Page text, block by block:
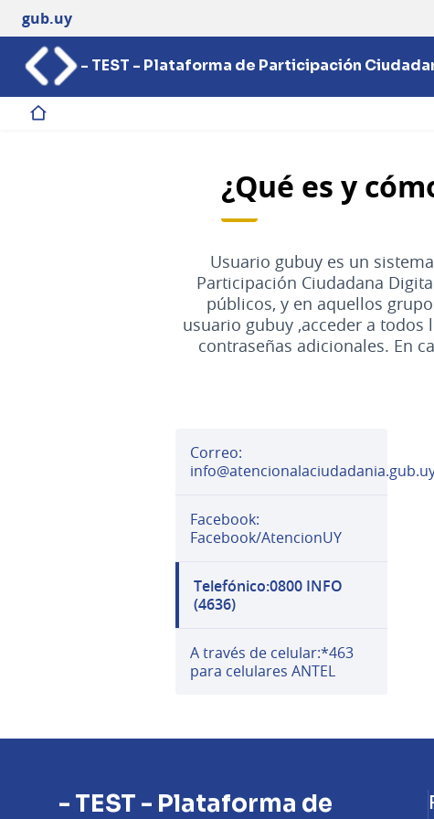
gub.uy
- TEST - Plataforma de Participación
Inicio
¿Qué es y
Usuario gubuy es un
Participación Ciudadana
públicos, y en aquellos
usuario gubuy ,acceder a
contraseñas adicionales. En
Correo:
Facebook:
Facebook/AtencionUY
Telefónico:0800 INFO
(4636)
A través de celular:*463
para celulares ANTEL
- TEST - Plataforma de